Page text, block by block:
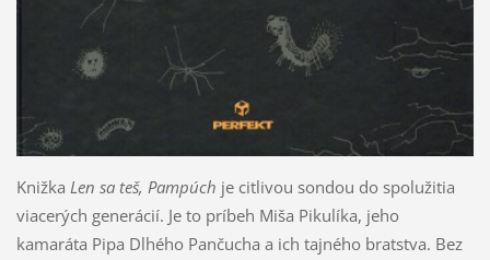
Knižka Len sa teš, Pampúch je citlivou sondou do spolužitia
viacerých generácií. Je to príbeh Miša Pikulíka, jeho
kamaráta Pipa Dlhého Pančucha a ich tajného bratstva. Bez